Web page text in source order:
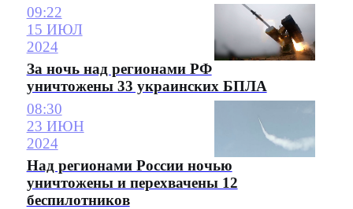
09:22
15 ИЮЛ
2024
За ночь над регионами РФ
уничтожены 33 украинских БПЛА
08:30
23 ИЮН
2024
Над регионами России ночью
уничтожены и перехвачены 12
беспилотников